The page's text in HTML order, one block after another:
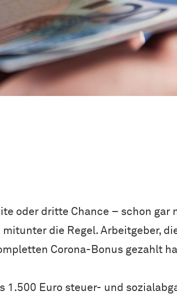
oder dritte Chance – schon gar
die Regel. Arbeitgeber,
Corona-Bonus gezahlt
1.500 Euro steuer- und